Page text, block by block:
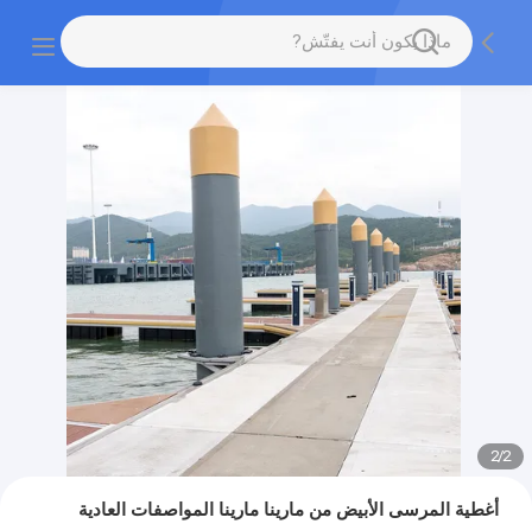
2
/
2
أغطية المرسى الأبيض من مارينا مارينا المواصفات العادية